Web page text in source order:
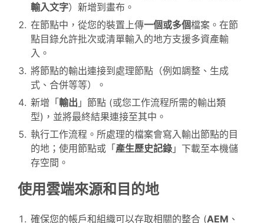
輸入文字）新增到畫布。
在節點中，從您的裝置上傳一個或多個檔案。在節
點目錄允許批次或清單輸入的地方支援多資產輸
入。
將節點的輸出連接到處理節點（例如調整、生成
式、合併等等）。
新增「輸出 」節點 (或您工作流程所需的輸出類
型)，並將最終結果連接至其中。
執行工作流程。所處理的檔案會寫入輸出節點的目
的地；使用節點或「產生歷史記錄 」下載至本機儲
存空間。
使用雲端來源和目的地
確保您的帳戶和組織可以存取相關的整合 (AEM 、